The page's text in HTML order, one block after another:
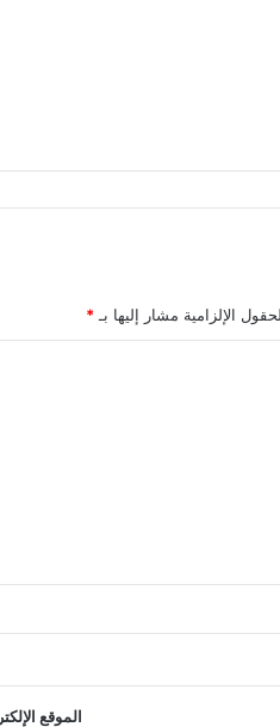
الإلزامية مشار إليها بـ *
الموقع